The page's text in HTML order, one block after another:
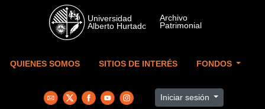
Skip to main content
QUIENES SOMOS SITIOS DE INTERÉS FONDOS
Iniciar sesión